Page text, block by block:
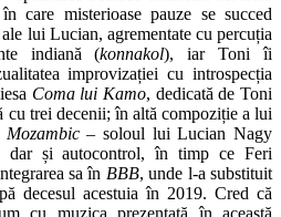
care misterioase pauze se succed
lui Lucian, agrementate cu percuția
indiană (konnakol), iar Toni îi
improvizației cu introspecția
Coma lui Kamo, dedicată de Toni
cu trei decenii; în altă compoziție a lui
– soloul lui Lucian Nagy
dar și autocontrol, în timp ce Feri
sa în BBB, unde l-a substituit
decesul acestuia în 2019. Cred că
cu muzica prezentată în această